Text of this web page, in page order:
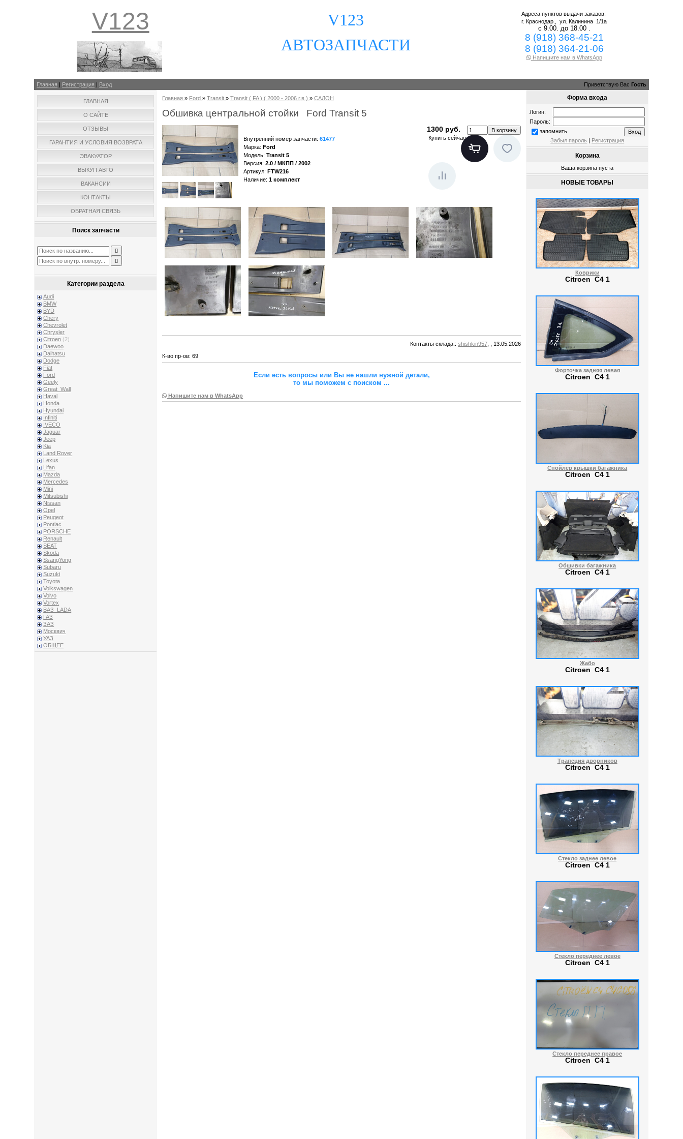
V123
V123
АВТОЗАПЧАСТИ
Адреса пунктов выдачи заказов:
г. Краснодар.,ул. Калинина 1/1а
с 9.00. до 18.00 .
8 (918) 368-45-21
8 (918) 364-21-06
Напишите нам в WhatsApp
Главная | Регистрация | Вход Приветствую Вас Гость
ГЛАВНАЯ
О САЙТЕ
ОТЗЫВЫ
ГАРАНТИЯ И УСЛОВИЯ ВОЗВРАТА
ЭВАКУАТОР
ВЫКУП АВТО
ВАКАНСИИ
КОНТАКТЫ
ОБРАТНАЯ СВЯЗЬ
Поиск запчасти
Категории раздела
Audi
BMW
BYD
Chery
Chevrolet
Chrysler
Citroen (2)
Daewoo
Daihatsu
Dodge
Fiat
Ford
Geely
Great_Wall
Haval
Honda
Hyundai
Infiniti
IVECO
Jaguar
Jeep
Kia
Land Rover
Lexus
Lifan
Mazda
Mercedes
Mini
Mitsubishi
Nissan
Opel
Peugeot
Pontiac
PORSCHE
Renault
SEAT
Skoda
SsangYong
Subaru
Suzuki
Toyota
Volkswagen
Volvo
Vortex
ВАЗ_LADA
ГАЗ
ЗАЗ
Москвич
УАЗ
ОБЩЕЕ
Главная » Ford »Transit »Transit ( FA ) ( 2000 - 2006 г.в.) »САЛОН
Обшивка центральной стойки Ford Transit 5
1300 руб.
Внутренний номер запчасти: 61477
Марка: Ford
Модель: Transit 5
Версия: 2.0 / МКПП / 2002
Артикул: FTW216
Наличие: 1 комплект
Купить сейчас
Контакты склада::shishkin957 , , 13.05.2026
К-во пр-ов: 69
Если есть вопросы или Вы не нашли нужной детали,
то мы поможем с поиском...
Напишите нам в WhatsApp
Форма входа
Логин:
Пароль:
запомнить
Забыл пароль | Регистрация
Корзина
Ваша корзина пуста
НОВЫЕ ТОВАРЫ
Коврики
Citroen C4 1
Форточка задняя левая
Citroen C4 1
Спойлер крышки багажника
Citroen C4 1
Обшивки багажника
Citroen C4 1
Жабо
Citroen C4 1
Трапеция дворников
Citroen C4 1
Стекло заднее левое
Citroen C4 1
Стекло переднее левое
Citroen C4 1
Стекло переднее правое
Citroen C4 1